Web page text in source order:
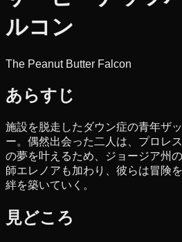
ルコン
The Peanut Butter Falcon
あらすじ
施設を脱走したダウン症の青年ザ
ー。偶然出会った二人は、プロレ
の夢を叶えるため、ジョージア州
師エレノアも加わり、彼らは冒険
絆を築いていく。
見どころ